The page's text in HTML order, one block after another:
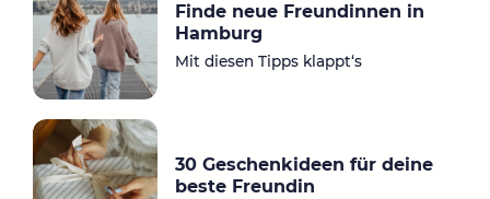
Finde neue Freundinnen in
Hamburg
Mit diesen Tipps klappt‘s
30 Geschenkideen für deine
beste Freundin